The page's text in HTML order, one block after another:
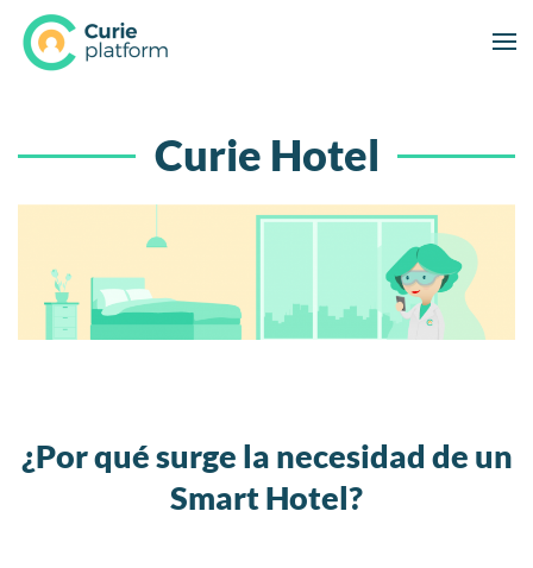
Curie Hotel
¿Por qué surge la necesidad de un
Smart Hotel?